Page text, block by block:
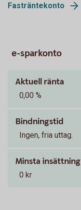
Fasträntekonto
e-sparkonto
Aktuell ränta
0,00 %
Bindningstid
Ingen, fria uttag.
Minsta insättning
0 kr